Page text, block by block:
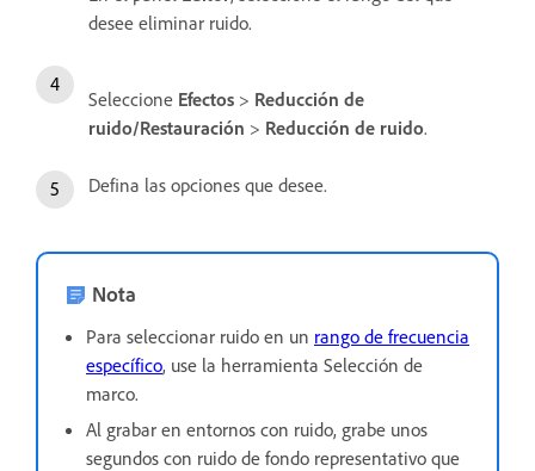
desee eliminar ruido.
Seleccione Efectos > Reducción de
ruido/Restauración > Reducción de ruido.
Defina las opciones que desee.
Nota
Para seleccionar ruido en un rango de frecuencia
específico, use la herramienta Selección de
marco.
Al grabar en entornos con ruido, grabe unos
segundos con ruido de fondo representativo que